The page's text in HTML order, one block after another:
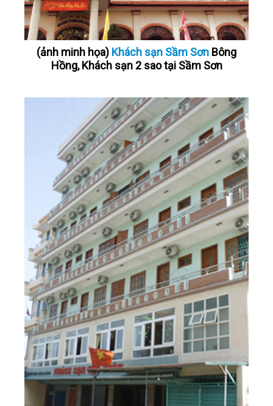
(ảnh minh họa) Khách sạn Sầm Sơn Bông
Hồng, Khách sạn 2 sao tại Sầm Sơn